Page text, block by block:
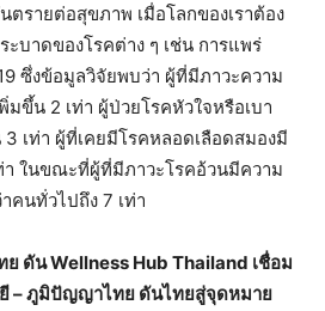
ตรายต่อสุขภาพ เมื่อโลกของเราต้อง
บาดของโรคต่าง ๆ เช่น การแพร่
ซึ่งข้อมูลวิจัยพบว่า ผู้ที่มีภาวะความ
มขึ้น 2 เท่า ผู้ป่วยโรคหัวใจหรือเบา
เท่า ผู้ที่เคยมีโรคหลอดเลือดสมองมี
า ในขณะที่ผู้ที่มีภาวะโรคอ้วนมีความ
คนทั่วไปถึง 7 เท่า
ย ดันWellness Hub Thailand เชื่อม
–ภูมิปัญญาไทย ดันไทยสู่จุดหมาย